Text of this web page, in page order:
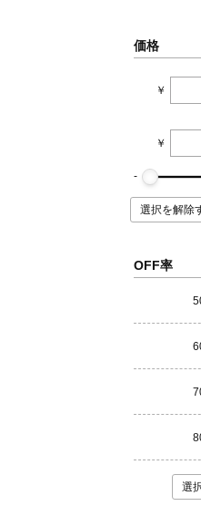
価格
￥
￥
選択を解除
OFF率
選